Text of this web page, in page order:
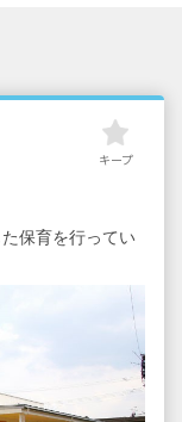
キープ
保育を行ってい